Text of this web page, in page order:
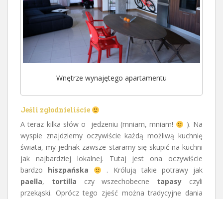
Wnętrze wynajętego apartamentu
Jeśli zgłodnieliście
A teraz kilka słów o jedzeniu (mniam, mniam!
). Na
wyspie znajdziemy oczywiście każdą możliwą kuchnię
świata, my jednak zawsze staramy się skupić na kuchni
jak najbardziej lokalnej. Tutaj jest ona oczywiście
bardzo hiszpańska
. Królują takie potrawy jak
paella, tortilla czy wszechobecne tapasy czyli
przekąski. Oprócz tego zjeść można tradycyjne dania